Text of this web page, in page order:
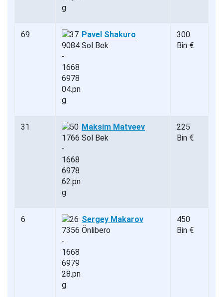
69
Pavel Shakuro
Sol Bek
300
Bin €
31
Maksim Matveev
Sol Bek
225
Bin €
6
Sergey Makarov
Önlibero
450
Bin €